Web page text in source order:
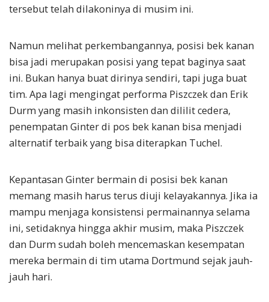
tersebut telah dilakoninya di musim ini.
Namun melihat perkembangannya, posisi bek kanan
bisa jadi merupakan posisi yang tepat baginya saat
ini. Bukan hanya buat dirinya sendiri, tapi juga buat
tim. Apa lagi mengingat performa Piszczek dan Erik
Durm yang masih inkonsisten dan dililit cedera,
penempatan Ginter di pos bek kanan bisa menjadi
alternatif terbaik yang bisa diterapkan Tuchel.
Kepantasan Ginter bermain di posisi bek kanan
memang masih harus terus diuji kelayakannya. Jika ia
mampu menjaga konsistensi permainannya selama
ini, setidaknya hingga akhir musim, maka Piszczek
dan Durm sudah boleh mencemaskan kesempatan
mereka bermain di tim utama Dortmund sejak jauh-
jauh hari.